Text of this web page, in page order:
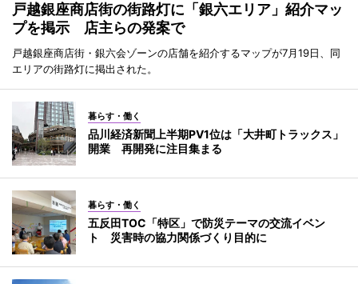
戸越銀座商店街の街路灯に「銀六エリア」紹介マッ
プを掲示 店主らの発案で
戸越銀座商店街・銀六会ゾーンの店舗を紹介するマップが7月19日、同
エリアの街路灯に掲出された。
暮らす・働く
品川経済新聞上半期PV1位は「大井町トラックス」
開業 再開発に注目集まる
暮らす・働く
五反田TOC「特区」で防災テーマの交流イベン
ト 災害時の協力関係づくり目的に